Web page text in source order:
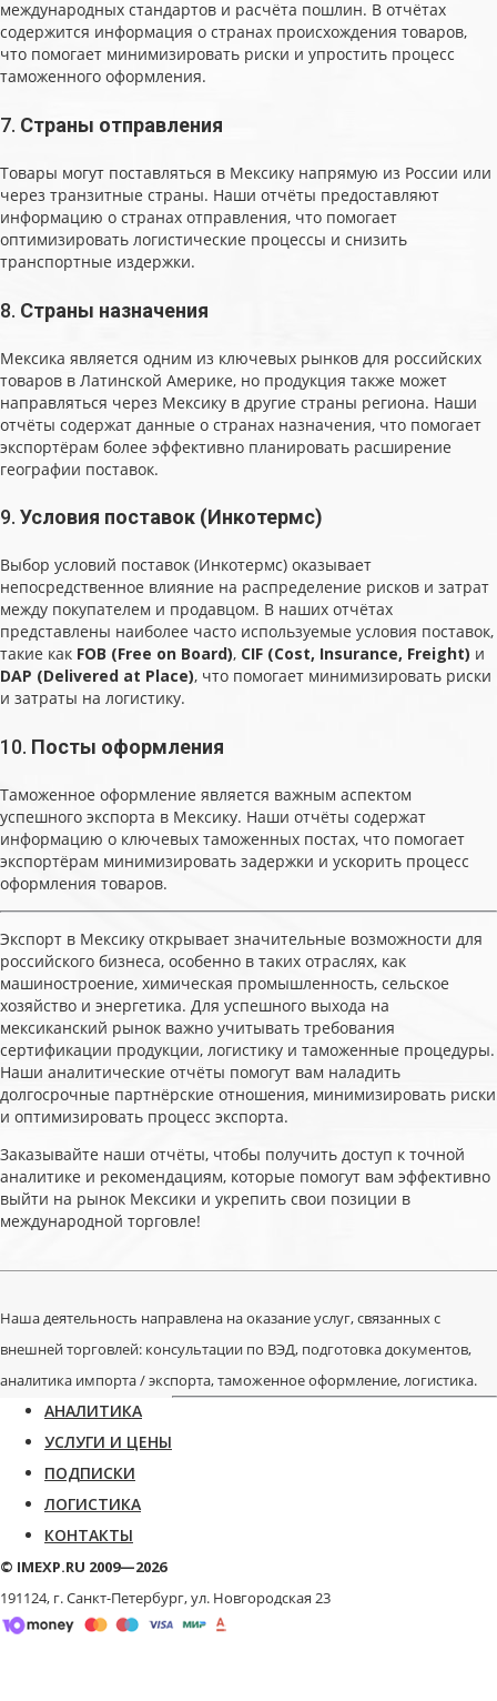
международных стандартов и расчёта пошлин. В отчётах
содержится информация о странах происхождения товаров,
что помогает минимизировать риски и упростить процесс
таможенного оформления.
7. Страны отправления
Товары могут поставляться в Мексику напрямую из России или
через транзитные страны. Наши отчёты предоставляют
информацию о странах отправления, что помогает
оптимизировать логистические процессы и снизить
транспортные издержки.
8. Страны назначения
Мексика является одним из ключевых рынков для российских
товаров в Латинской Америке, но продукция также может
направляться через Мексику в другие страны региона. Наши
отчёты содержат данные о странах назначения, что помогает
экспортёрам более эффективно планировать расширение
географии поставок.
9. Условия поставок (Инкотермс)
Выбор условий поставок (Инкотермс) оказывает
непосредственное влияние на распределение рисков и затрат
между покупателем и продавцом. В наших отчётах
представлены наиболее часто используемые условия поставок,
такие как FOB (Free on Board), CIF (Cost, Insurance, Freight) и
DAP (Delivered at Place), что помогает минимизировать риски
и затраты на логистику.
10. Посты оформления
Таможенное оформление является важным аспектом
успешного экспорта в Мексику. Наши отчёты содержат
информацию о ключевых таможенных постах, что помогает
экспортёрам минимизировать задержки и ускорить процесс
оформления товаров.
Экспорт в Мексику открывает значительные возможности для
российского бизнеса, особенно в таких отраслях, как
машиностроение, химическая промышленность, сельское
хозяйство и энергетика. Для успешного выхода на
мексиканский рынок важно учитывать требования
сертификации продукции, логистику и таможенные процедуры.
Наши аналитические отчёты помогут вам наладить
долгосрочные партнёрские отношения, минимизировать риски
и оптимизировать процесс экспорта.
Заказывайте наши отчёты, чтобы получить доступ к точной
аналитике и рекомендациям, которые помогут вам эффективно
выйти на рынок Мексики и укрепить свои позиции в
международной торговле!
Наша деятельность направлена на оказание услуг, связанных с
внешней торговлей: консультации по ВЭД, подготовка документов,
аналитика импорта / экспорта, таможенное оформление, логистика.
АНАЛИТИКА
УСЛУГИ И ЦЕНЫ
ПОДПИСКИ
ЛОГИСТИКА
КОНТАКТЫ
© IMEXP.RU 2009—2026
191124, г. Санкт-Петербург,ул. Новгородская 23